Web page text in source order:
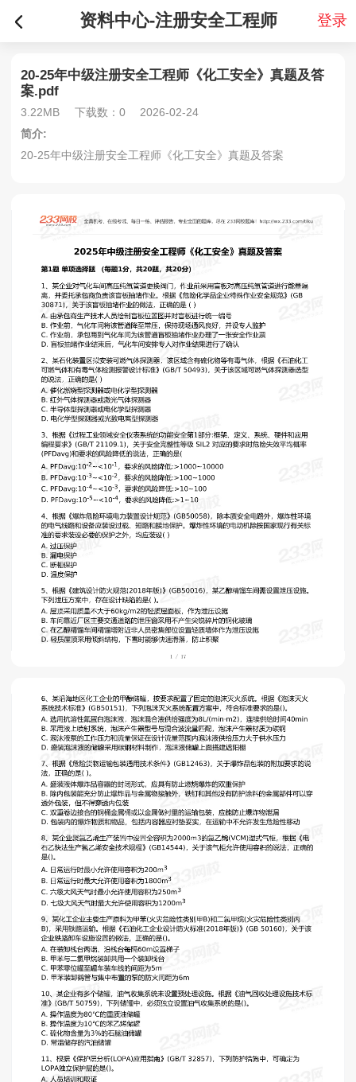
资料中心-注册安全工程师 登录
20-25年中级注册安全工程师《化工安全》真题及答
案.pdf
3.22MB 下载数：0
2026-02-24
简介:
20-25年中级注册安全工程师《化工安全》真题及答案